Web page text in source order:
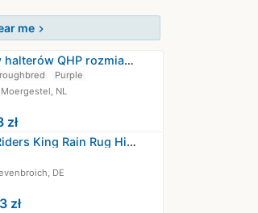
me chevron_right
Zestaw halterów QHP rozmiar cob
Purple
NL
zł
600D Riders King Rain Rug Highneck…
DE
zł